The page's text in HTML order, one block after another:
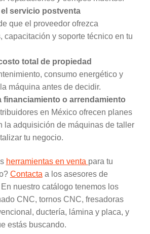
servicio postventa
que el proveedor ofrezca
capacitación y soporte técnico en tu
total de propiedad
consumo energético y
máquina antes de decidir.
financiamiento o arrendamiento
en México ofrecen planes
la adquisición de máquinas de taller
tu negocio.
herramientas en venta para tu
Contacta a los asesores de
nuestro catálogo tenemos los
CNC, tornos CNC, fresadoras
ductería, lámina y placa, y
estás buscando.